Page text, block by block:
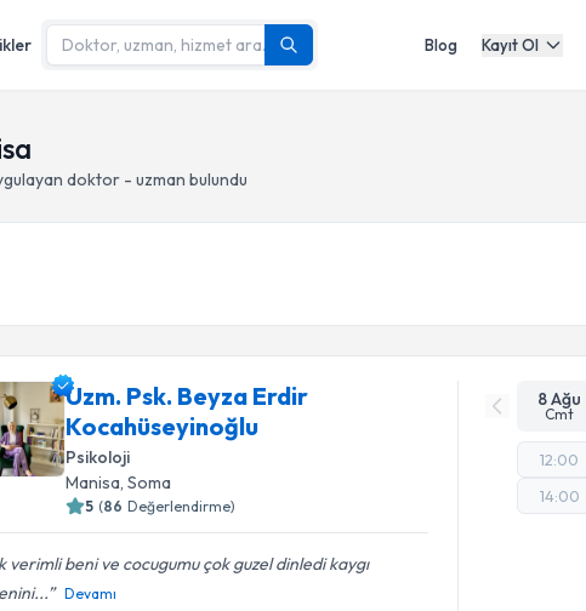
Blog Kayıt Ol
doktor - uzman bulundu
Uzm. Psk. Beyza Erdir
Kocahüseyinoğlu
Psikoloji
Manisa, Soma
5 (86 Değerlendirme)
verimli beni ve cocugumu çok guzel dinledi kaygı
Devamı
8 Ağu
Cmt
12:00
14:00